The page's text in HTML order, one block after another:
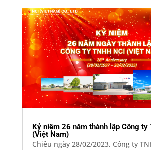
Kỷ niệm 26 năm thành lập Công ty
(Việt Nam)
Chiều ngày 28/02/2023, Công ty